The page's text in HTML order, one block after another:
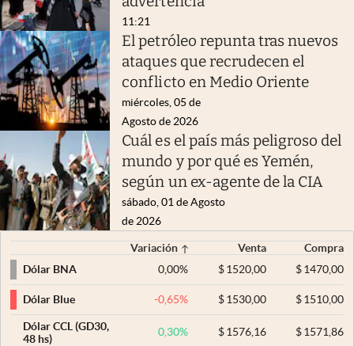
11:21
El petróleo repunta tras nuevos
ataques que recrudecen el
conflicto en Medio Oriente
miércoles, 05 de
Agosto de 2026
Cuál es el país más peligroso del
mundo y por qué es Yemén,
según un ex-agente de la CIA
sábado, 01 de Agosto
de 2026
Variación Venta
Compra
Dólar BNA
0,00% $ 1520,00 $1470,00
Dólar Blue -0,65% $ 1530,00 $1510,00
Dólar CCL (GD30,
48 hs)
0,30% $ 1576,16 $1571,86